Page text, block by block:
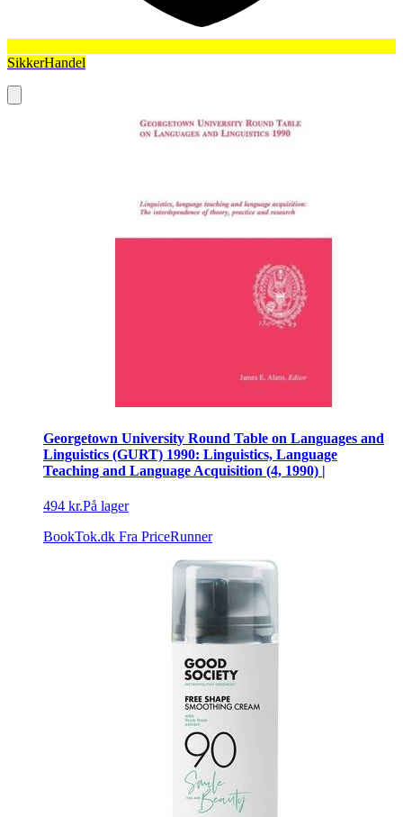
SikkerHandel
Georgetown University Round Table on Languages and
Linguistics (GURT) 1990: Linguistics, Language
Teaching and Language Acquisition (4, 1990) |
494 kr.På lager
BookTok.dk Fra PriceRunner